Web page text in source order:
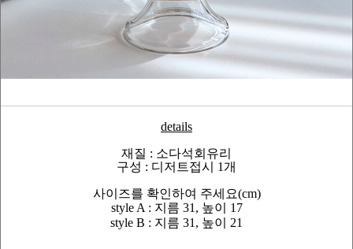
details
재질 : 소다석회유리
구성 : 디저트접시 1개
사이즈를 확인하여 주세요(cm)
style A : 지름 31, 높이 17
style B : 지름 31, 높이 21